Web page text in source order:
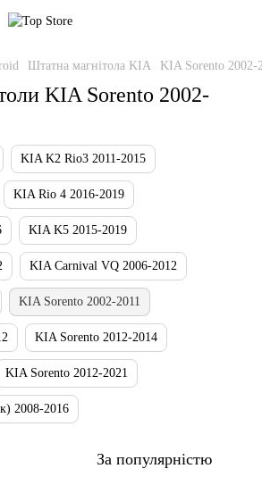
Штатна магнітола KIA KIA Sorento 2002-
KIA Sorento 2002-
KIA K2 Rio3 2011-2015
KIA Rio 4 2016-2019
KIA K5 2015-2019
KIA Carnival VQ 2006-2012
KIA Sorento 2002-2011
KIA Sorento 2012-2014
KIA Sorento 2012-2021
2008-2016
За популярністю